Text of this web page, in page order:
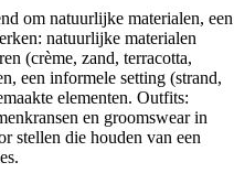
om natuurlijke materialen, een
natuurlijke materialen
(crème, zand, terracotta,
een informele setting (strand,
elementen. Outfits:
en groomswear in
stellen die houden van een